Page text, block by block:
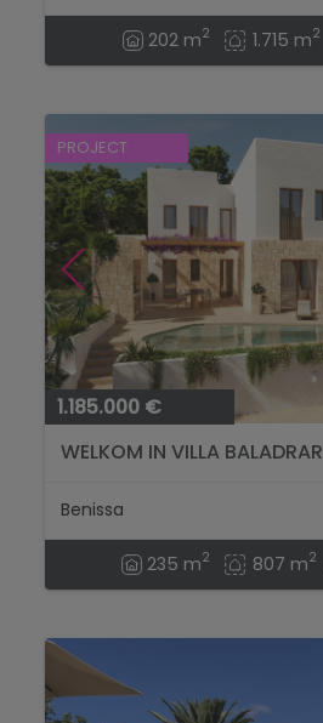
202 m2 1.715 m2
PROJECT
1.185.000 €
WELKOM IN VILLA BALADRAR
Benissa
235 m2 807 m2